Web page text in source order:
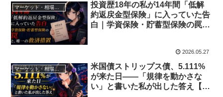
マーケット・相場分析
投資歴18年の私が14年間「低解
約返戻金型保険」に入っていた告
白｜学資保険・貯蓄型保険の罠
2026.05.27
マーケット・相場分析
米国債ストリップス債、5.111%
が来た日——「規律を動かさな
い」と書いた私が出した答え【投